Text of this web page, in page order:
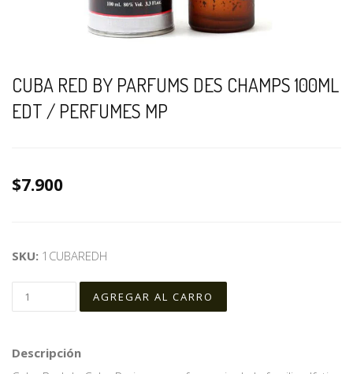
CUBA RED BY PARFUMS DES CHAMPS 100ML
EDT / PERFUMES MP
$7.900
SKU: 1CUBAREDH
Descripción